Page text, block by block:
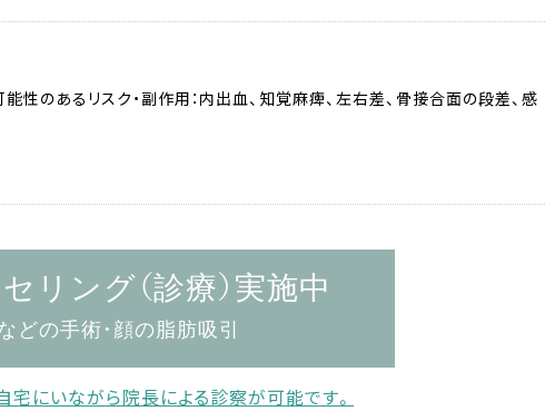
のあるリスク・副作用：内出血、知覚麻痺、左右差、骨接合面の段差、感
リング（診療）実施中
どの手術・顔の脂肪吸引
宅にいながら院長による診察が可能です。